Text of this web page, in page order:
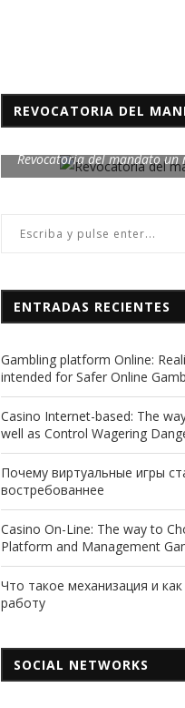
REVOCATORIA DEL
Revocatoria del mandato un
ENTRADAS RECIENTES
Gambling platform Online:
intended for Safer Online
Casino Internet-based: The
well as Control Wagering
Почему виртуальные игры
востребованнее
Casino On-Line: The way to
Platform and Management
Что такое механизация и
работу
SOCIAL NETWORKS